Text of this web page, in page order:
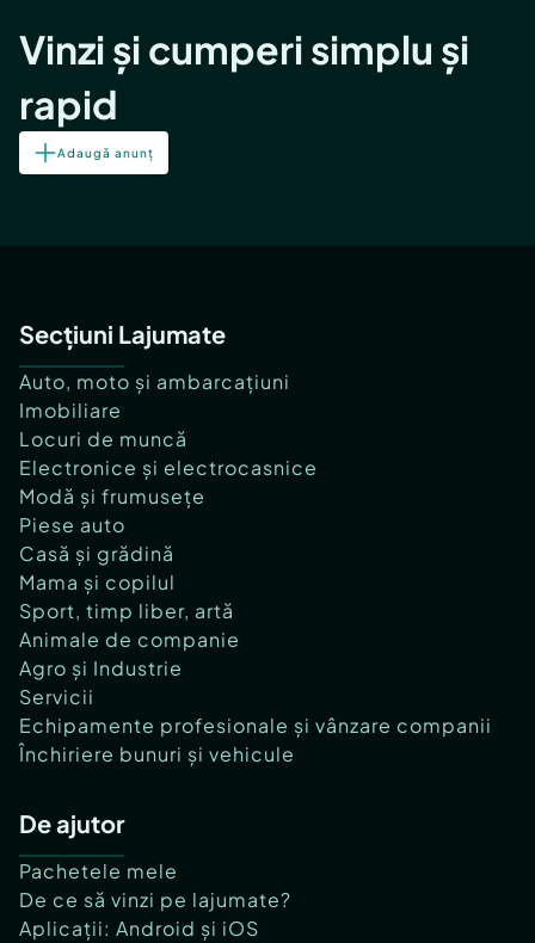
Vinzi și cumperi simplu și
rapid
Adaugă anunț
Secțiuni Lajumate
Auto, moto și ambarcațiuni
Imobiliare
Locuri de muncă
Electronice și electrocasnice
Modă și frumusețe
Piese auto
Casă și grădină
Mama și copilul
Sport, timp liber, artă
Animale de companie
Agro și Industrie
Servicii
Echipamente profesionale și vânzare companii
Închiriere bunuri și vehicule
De ajutor
Pachetele mele
De ce să vinzi pe lajumate?
Aplicații: Android și iOS